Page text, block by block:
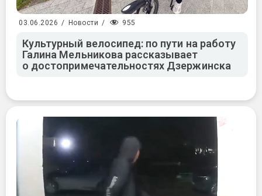
03.06.2026 / Новости / 955
Культурный велосипед: по пути на работу
Галина Мельникова рассказывает
о достопримечательностях Дзержинска